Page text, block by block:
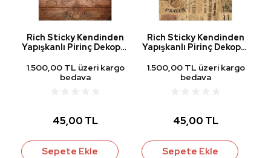
Rich Sticky Kendinden
Yapışkanlı Pirinç Dekopaj
1.500,00 TL üzeri kargo
bedava
45,00 TL
Sepete Ekle
Rich Sticky Kendinden
Yapışkanlı Pirinç Dekopaj
1.500,00 TL üzeri kargo
bedava
45,00 TL
Sepete Ekle